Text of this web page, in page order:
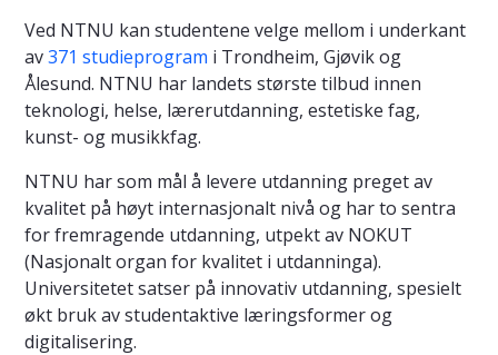
Ved NTNU kan studentene velge mellom i underkant
av371 studieprogram i Trondheim, Gjøvik og
Ålesund. NTNU har landets største tilbud innen
teknologi, helse, lærerutdanning, estetiske fag,
kunst- og musikkfag.
NTNU har som mål å levere utdanning preget av
kvalitet på høyt internasjonalt nivå og har to sentra
for fremragende utdanning, utpekt av NOKUT
(Nasjonalt organ for kvalitet i utdanninga).
Universitetet satser på innovativ utdanning, spesielt
økt bruk av studentaktive læringsformer og
digitalisering.